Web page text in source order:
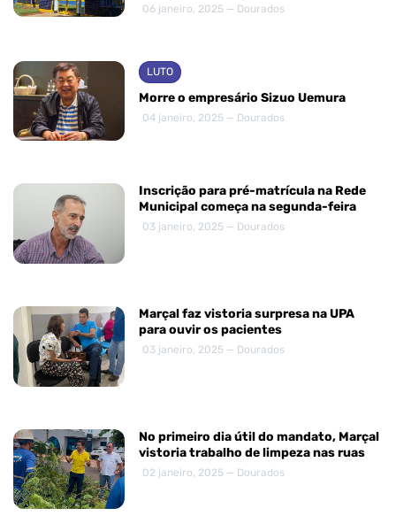
06 janeiro, 2025 — Dourados
LUTO
Morre o empresário Sizuo Uemura
04 janeiro, 2025 — Dourados
Inscrição para pré-matrícula na Rede
Municipal começa na segunda-feira
03 janeiro, 2025 — Dourados
Marçal faz vistoria surpresa na UPA
para ouvir os pacientes
03 janeiro, 2025 — Dourados
No primeiro dia útil do mandato, Marçal
vistoria trabalho de limpeza nas ruas
02 janeiro, 2025 — Dourados